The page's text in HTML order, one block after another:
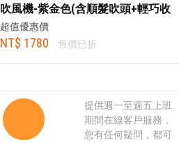
吹風機-紫金色(含順髮吹頭+輕巧收
納袋)
超值優惠價
NT$ 1780 售價已折
提供週一至週五上班
期間在線客戶服務，
您有任何疑問，都可